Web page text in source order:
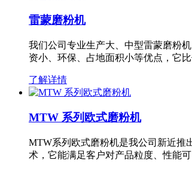
雷蒙磨粉机
我们公司专业生产大、中型雷蒙磨粉
资小、环保、占地面积小等优点，它
了解详情
MTW 系列欧式磨粉机
MTW系列欧式磨粉机是我公司新近推
术，它能满足客户对产品粒度、性能